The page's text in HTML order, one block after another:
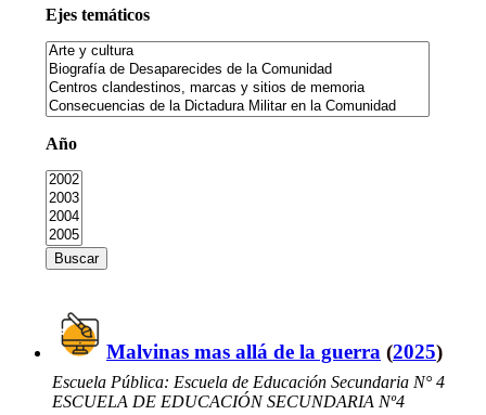
Ejes temáticos
Año
Malvinas mas allá de la guerra (2025)
Escuela Pública: Escuela de Educación Secundaria N° 4
ESCUELA DE EDUCACIÓN SECUNDARIA Nº4